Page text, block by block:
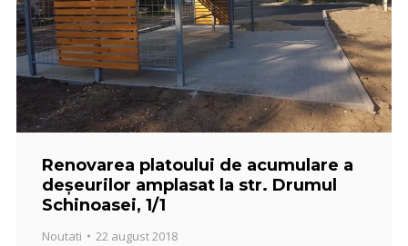
Renovarea platoului de acumulare a
deşeurilor amplasat la str. Drumul
Schinoasei, 1/1
Noutati 22 august 2018